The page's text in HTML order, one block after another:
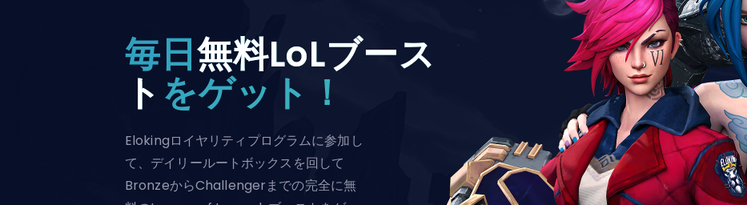
Dota 2
Counter-Strike
Overwatch 2
Rocket League
Path of Exile 2
Division Boost
Placements
Wins
Coaching
Teammate
毎日無料LoLブース
ト をゲット！
Elokingロイヤリティプログラムに参加し
て、デイリールートボックスを回して
BronzeからChallengerまでの完全に無